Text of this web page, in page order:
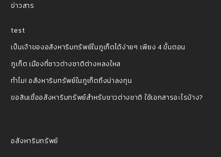
ข่าวสาร
test
เป็นเจ้าของอสังหาริมทรัพย์ในภูเก็ตได้ง่ายๆ เพียง 4 ขั้นตอน
ภูเก็ต เมืองที่ชาวต่างชาติต่างหลงใหล
ทำไม! อสังหาริมทรัพย์ในภูเก็ตถึงน่าลงทุน
ขอสินเชื่ออสังหาริมทรัพย์สำหรับชาวต่างชาติ ใช้เอกสารอะไรบ้าง?
อสังหาริมทรัพย์